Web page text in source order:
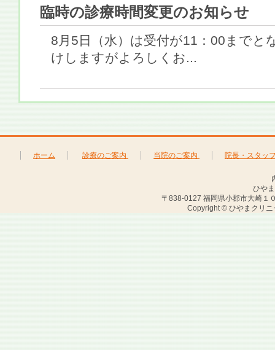
臨時の診療時間変更のお知らせ
8月5日（水）は受付が11：00までと
けしますがよろしくお...
ホーム 診療のご案内 当院のご案内 院長・スタッ
ひや
〒838-0127 福岡県小郡市大崎１
Copyright © ひやまクリ